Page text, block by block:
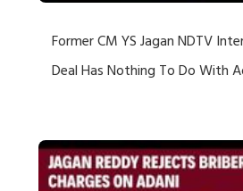
Former CM YS Jagan NDTV
Deal Has Nothing To Do With